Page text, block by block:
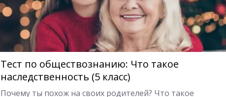
Тест по обществознанию: Что такое
наследственность (5 класс)
Почему ты похож на своих родителей? Что такое